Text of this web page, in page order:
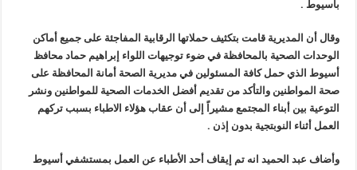
بأسيوط .
وقال أن المديرية قامت بتكثيف حملاتها الرقابية المفاجئة على جميع أماكن
الوحدات الصحية بالمحافظة في ضوء توجيهات اللواء إبراهيم حماد محافظ
أسيوط الذي حمل كافة المسئولين في مديرية الصحة أمانة المحافظة على
صحة المواطنين والتأكد من تقديم أفضل الخدمات الصحية للمواطنين ونشر
التوعية بين أبناء المجتمع مشيراً إلى أن عقاب هؤلاء الاطباء بسبب تركهم
العمل أثناء النوبتجية بدون إذن .
وأضاف عبد الحميد انه تم إيقاف أحد الأطباء عن العمل بمستشفي أسيوط